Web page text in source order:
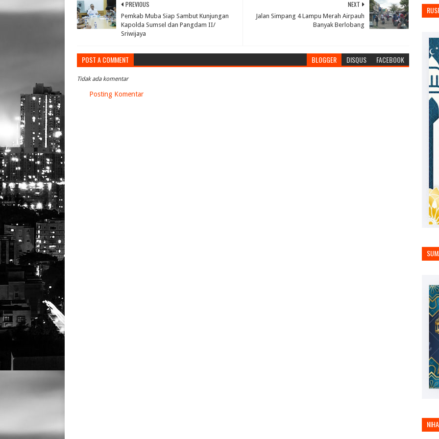
NEXT
Jalan Simpang 4 Lampu Merah Airpauh
Banyak Berlobang
PREVIOUS
Pemkab Muba Siap Sambut Kunjungan
Kapolda Sumsel dan Pangdam II/
Sriwijaya
POST A COMMENT BLOGGER DISQUS FACEBOOK
Tidak ada komentar
Posting Komentar